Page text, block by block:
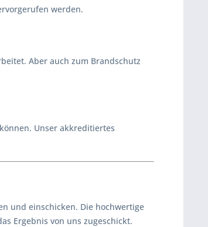
werden.
Aber auch zum Brandschutz
Unser akkreditiertes
und einschicken. Die hochwertige
Ergebnis von uns zugeschickt.